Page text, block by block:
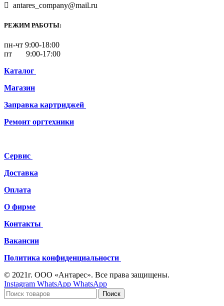
antares_company@mail.ru
РЕЖИМ РАБОТЫ:
пн-чт 9:00-18:00
пт 9:00-17:00
Каталог
Магазин
Заправка картриджей
Ремонт оргтехники
Сервис
Доставка
Оплата
О фирме
Контакты
Вакансии
Политика конфиденциальности
© 2021г. ООО «Антарес». Все права защищены.
Instagram WhatsApp WhatsApp
Поиск